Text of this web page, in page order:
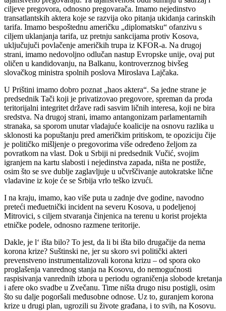
ciljeve pregovora, odnosno pregovarača. Imamo nejedinstvo
transatlantskih aktera koje se razvija oko pitanja ukidanja carinskih
tarifa. Imamo bespoštednu američku „diplomatsku“ ofanzivu s
ciljem uklanjanja tarifa, uz pretnju sankcijama protiv Kosova,
uključujuči povlačenje američkih trupa iz KFOR-a. Na drugoj
strani, imamo nedovoljno odlučan nastup Evropske unije, ovaj put
oličen u kandidovanju, na Balkanu, kontroverznog bivšeg
slovačkog ministra spolnih poslova Miroslava Lajčaka.
U Prištini imamo dobro poznat „haos aktera“. Sa jedne strane je
predsednik Tači koji je privatizovao pregovore, spreman da proda
teritorijalni integritet države radi sasvim ličnih interesa, koji ne bira
sredstva. Na drugoj strani, imamo antangonizam parlamentarnih
stranaka, sa sporom unutar vladajuće koalicije na osnovu razlika u
sklonosti ka popuštanju pred američkim pritiskom, te opoziciju čije
je političko mišljenje o pregovorima više određeno željom za
povratkom na vlast. Dok u Srbiji ni predsednik Vučić, svojim
igranjem na kartu slabosti i nejedinstva zapada, ništa ne postiže,
osim što se sve dublje zaglavljuje u učvrščivanje autokratske lične
vladavine iz koje će se Srbija vrlo teško izvući.
I na kraju, imamo, kao više puta u zadnje dve godine, navodno
preteći međuetnički incident na severu Kosova, u podeljenoj
Mitrovici, s ciljem stvaranja činjenica na terenu u korist projekta
etničke podele, odnosno razmene teritorije.
Dakle, je l‘ išta bilo? To jest, da li bi išta bilo drugačije da nema
korona krize? Suštinski ne, jer su skoro svi politički akteri
prevenstveno instrumentalizovali korona krizu – od spora oko
proglašenja vanrednog stanja na Kosovu, do nemogućnosti
raspisivanja vanrednih izbora u periodu ograničenja slobode kretanja
i afere oko svadbe u Zvečanu. Time ništa drugo nisu postigli, osim
što su dalje pogoršali međusobne odnose. Uz to, guranjem korona
krize u drugi plan, ugrozili su živote građana, i to svih, na Kosovu.